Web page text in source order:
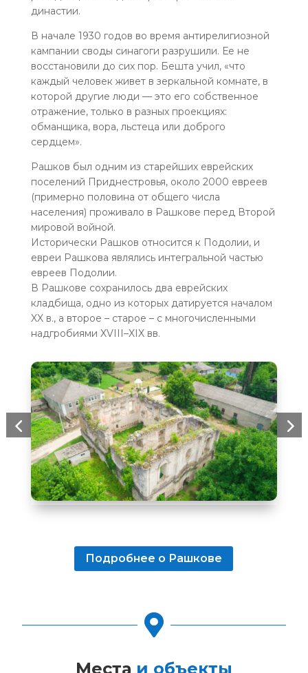
династии.
В начале 1930 годов во время антирелигиозной
кампании своды синагоги разрушили. Ее не
восстановили до сих пор. Бешта учил, «что
каждый человек живет в зеркальной комнате, в
которой другие люди — это его собственное
отражение, только в разных проекциях:
обманщика, вора, льстеца или доброго
сердцем».
Рашков был одним из старейших еврейских
поселений Приднестровья, около 2000 евреев
(примерно половина от общего числа
населения) проживало в Рашкове перед Второй
мировой войной.
Исторически Рашков относится к Подолии, и
евреи Рашкова являлись интегральной частью
евреев Подолии.
В Рашкове сохранилось два еврейских
кладбища, одно из которых датируется началом
XX в., а второе – старое – с многочисленными
надгробиями XVIII–XIX вв.
Подробнее о Рашкове

Места и объекты